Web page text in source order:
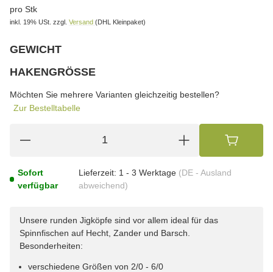
pro Stk
inkl. 19% USt. zzgl. Versand (DHL Kleinpaket)
GEWICHT
HAKENGRÖSSE
Möchten Sie mehrere Varianten gleichzeitig bestellen?
Zur Bestelltabelle
Sofort
verfügbar
Lieferzeit: 1 - 3 Werktage (DE - Ausland
abweichend)
Unsere runden Jigköpfe sind vor allem ideal für das
Spinnfischen auf Hecht, Zander und Barsch.
Besonderheiten:
verschiedene Größen von 2/0 - 6/0